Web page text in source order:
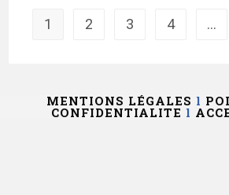
1 2 3 4 …
MENTIONS LÉGALES l
CONFIDENTIALITE l